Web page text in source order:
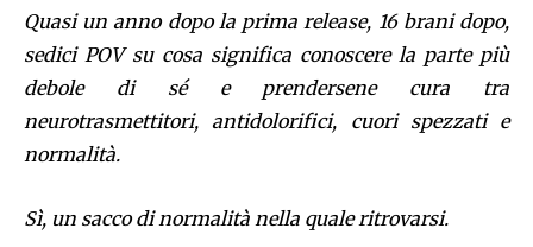
Quasi un anno dopo la prima release, 16 brani dopo,
sedici POV su cosa significa conoscere la parte più
debole di sé e prendersene cura tra
neurotrasmettitori, antidolorifici, cuori spezzati e
normalità.
Sì, un sacco di normalità nella quale ritrovarsi.